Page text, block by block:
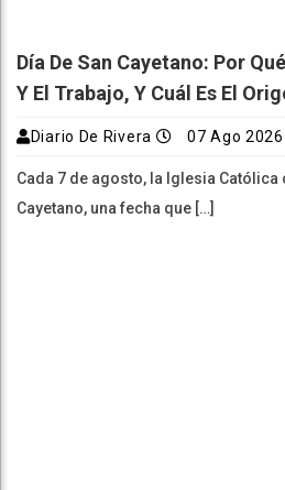
Día De San Cayetano: Por
Y El Trabajo, Y Cuál Es El
Diario De Rivera 07 Ago 2026
Cada 7 de agosto, la Iglesia Católica
Cayetano, una fecha que […]